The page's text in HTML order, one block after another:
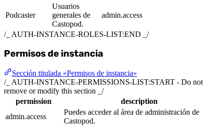
Podcaster
Usuarios
generales de
Castopod.
admin.access
/_ AUTH-INSTANCE-ROLES-LIST:END _/
Permisos de instancia
Sección titulada «Permisos de instancia»
/_ AUTH-INSTANCE-PERMISSIONS-LIST:START - Do not
remove or modify this section _/
permission
description
admin.access
Puedes acceder al área de administración de
Castopod.